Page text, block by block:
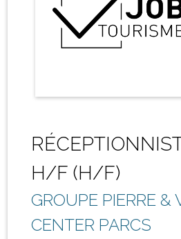
H/F (H/F)
GROUPE PIERRE &
CENTER PARCS